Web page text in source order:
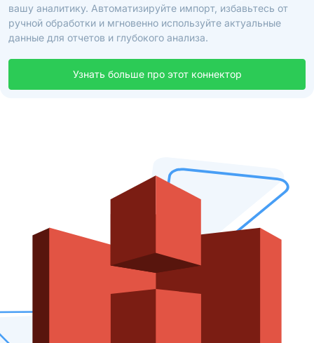
вашу аналитику. Автоматизируйте импорт, избавьтесь от
ручной обработки и мгновенно используйте актуальные
данные для отчетов и глубокого анализа.
Узнать больше про этот коннектор